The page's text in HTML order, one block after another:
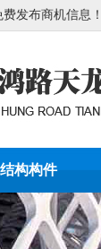
发布商机信息！
构构件